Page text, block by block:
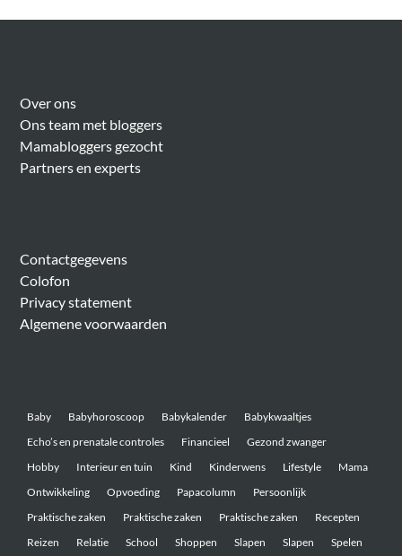
Over ons
Ons team met bloggers
Mamabloggers gezocht
Partners en experts
Contactgegevens
Colofon
Privacy statement
Algemene voorwaarden
Baby Babyhoroscoop Babykalender
Babykwaaltjes
Echo’s en prenatale controles
Financieel
Gezond zwanger
Hobby
Interieur en tuin Kind Kinderwens Lifestyle
Mama
Ontwikkeling
Opvoeding Papacolumn
Persoonlijk
Praktische zaken
Praktische zaken Praktische zaken
Recepten
Reizen
Relatie School Shoppen Slapen Slapen
Spelen